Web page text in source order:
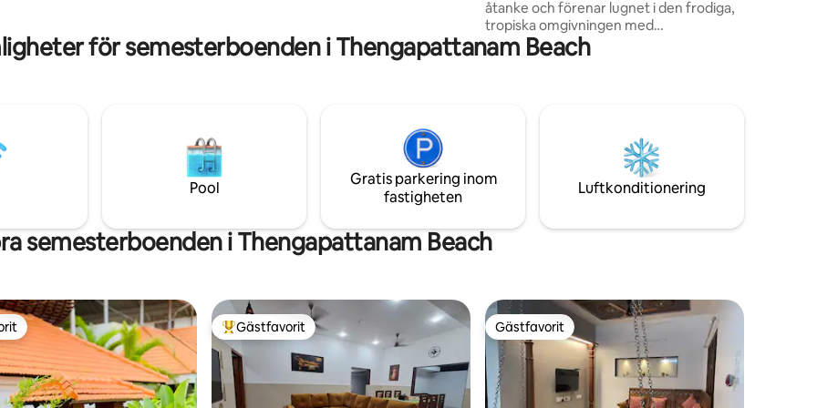
konst, lugn och omsorg.
åtanke och förenar lugnet i den frodiga,
tropiska omgivningen med
bekvämligheterna i en modern
tillflyktsort. Varje rum bjuder in dig att
fridfull tillflyktsort där du kan koppla av,
utforska och skapa bestående minnen
bland några av de mest natursköna och
pittoreska landskapen som Kerala har att
för semesterboenden i Thengapattanam Beach
Pool
Gratis parkering inom
fastigheten
Luftkonditionering
semesterboenden i Thengapattanam Beach
Populär gästfavorit
Gästfavorit Gästfavorit
Gästfavorit